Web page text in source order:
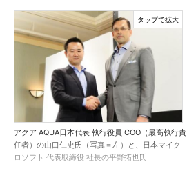
アクア AQUA日本代表 執行役員 COO（最高執行責
任者）の山口仁史氏（写真＝左）と、日本マイク
ロソフト 代表取締役 社長の平野拓也氏